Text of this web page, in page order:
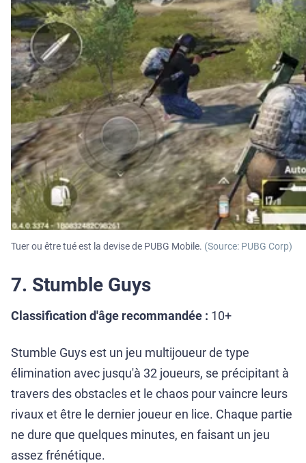
Tuer ou être tué est la devise de PUBG Mobile. (Source: PUBG Corp)
7. Stumble Guys
Classification d'âge recommandée : 10+
Stumble Guys est un jeu multijoueur de type
élimination avec jusqu'à 32 joueurs, se précipitant à
travers des obstacles et le chaos pour vaincre leurs
rivaux et être le dernier joueur en lice. Chaque partie
ne dure que quelques minutes, en faisant un jeu
assez frénétique.